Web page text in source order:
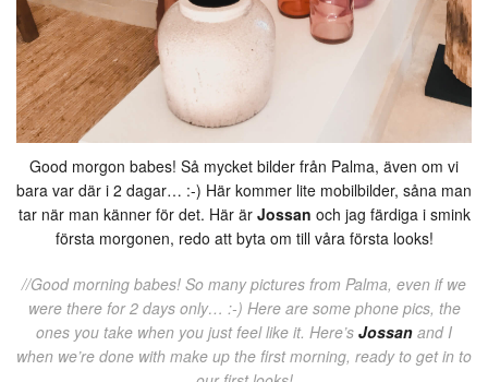
Good morgon babes! Så mycket bilder från Palma, även om vi
bara var där i 2 dagar… :-) Här kommer lite mobilbilder, såna man
tar när man känner för det. Här är Jossan och jag färdiga i smink
första morgonen, redo att byta om till våra första looks!
//Good morning babes! So many pictures from Palma, even if we
were there for 2 days only… :-) Here are some phone pics, the
ones you take when you just feel like it. Here’s Jossan and I
when we’re done with make up the first morning, ready to get in to